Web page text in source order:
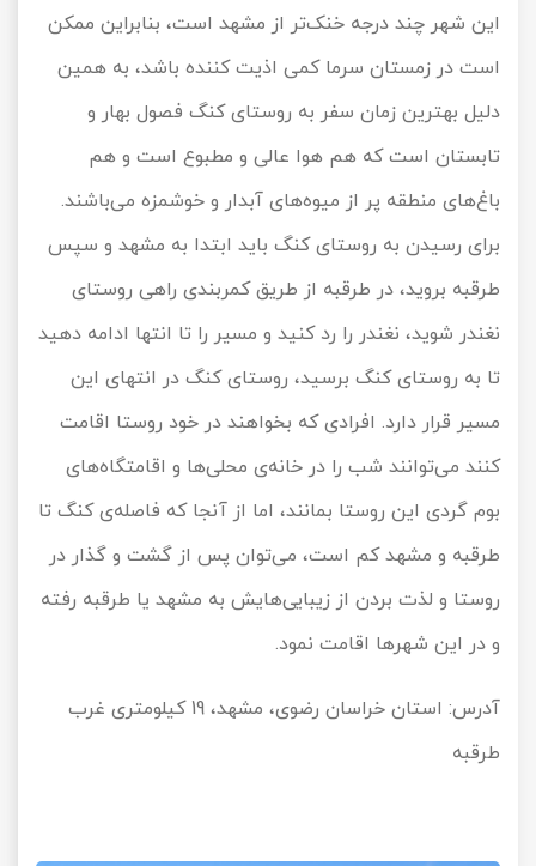
این شهر چند درجه خنک‌تر از مشهد است، بنابراین ممکن
است در زمستان سرما کمی اذیت کننده باشد، به همین
دلیل بهترین زمان سفر به روستای کنگ فصول بهار و
تابستان است که هم هوا عالی و مطبوع است و هم
باغ‌های منطقه پر از میوه‌های آبدار و خوشمزه می‌باشند.
برای رسیدن به روستای کنگ باید ابتدا به مشهد و سپس
طرقبه بروید، در طرقبه از طریق کمربندی راهی روستای
نغندر شوید، نغندر را رد کنید و مسیر را تا انتها ادامه دهید
تا به روستای کنگ برسید، روستای کنگ در انتهای این
مسیر قرار دارد. افرادی که بخواهند در خود روستا اقامت
کنند می‌توانند شب را در خانه‌ی محلی‌ها و اقامتگاه‌های
بوم گردی این روستا بمانند، اما از آنجا که فاصله‌ی کنگ تا
طرقبه و مشهد کم است، می‌توان پس از گشت و گذار در
روستا و لذت بردن از زیبایی‌هایش به مشهد یا طرقبه رفته
و در این شهرها اقامت نمود.
آدرس: استان خراسان رضوی، مشهد، 19 کیلومتری غرب
طرقبه